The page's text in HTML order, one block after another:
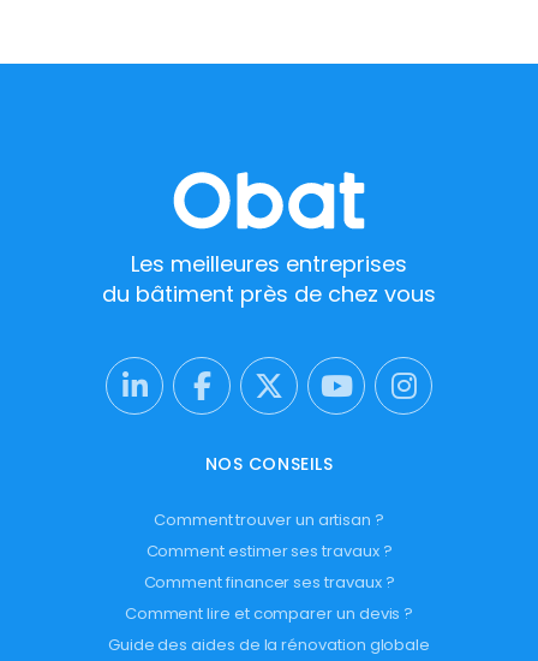
Les meilleures entreprises
du bâtiment près de chez vous
NOS CONSEILS
Comment trouver un artisan ?
Comment estimer ses travaux ?
Comment financer ses travaux ?
Comment lire et comparer un devis ?
Guide des aides de la rénovation globale